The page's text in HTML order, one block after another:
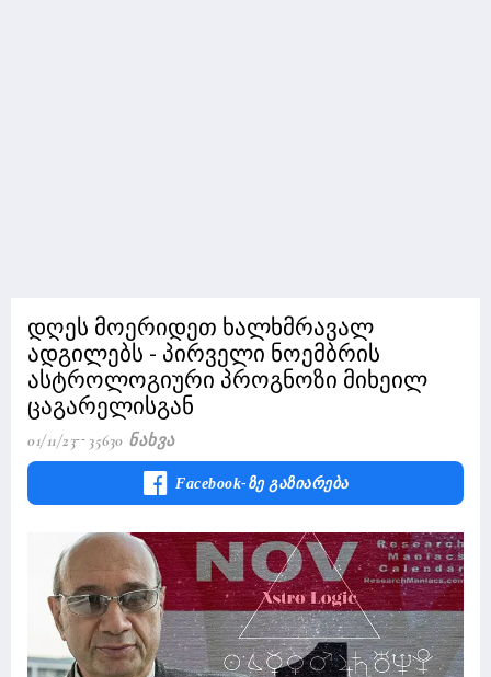
დღეს მოერიდეთ ხალხმრავალ
ადგილებს - პირველი ნოემბრის
ასტროლოგიური პროგნოზი მიხეილ
ცაგარელისგან
01/11/23 35630 Ნახვა
Facebook-Ზე Გაზიარება